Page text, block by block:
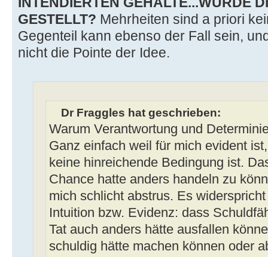
GESTELLT? Mehrheiten sind a priori
Gegenteil kann ebenso der Fall sein,
nicht die Pointe der Idee.
Dr Fraggles hat geschrieben:
Warum Verantwortung und
Ganz einfach weil für mich evident
keine hinreichende Bedingung ist.
Chance hatte anders handeln zu
mich schlicht abstrus. Es
Intuition bzw. Evidenz: dass
Tat auch anders hätte ausfallen
schuldig hätte machen können oder